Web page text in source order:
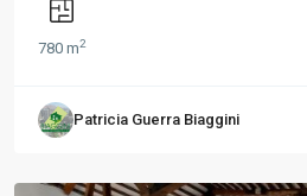
780 m2
Patricia Guerra Biaggini